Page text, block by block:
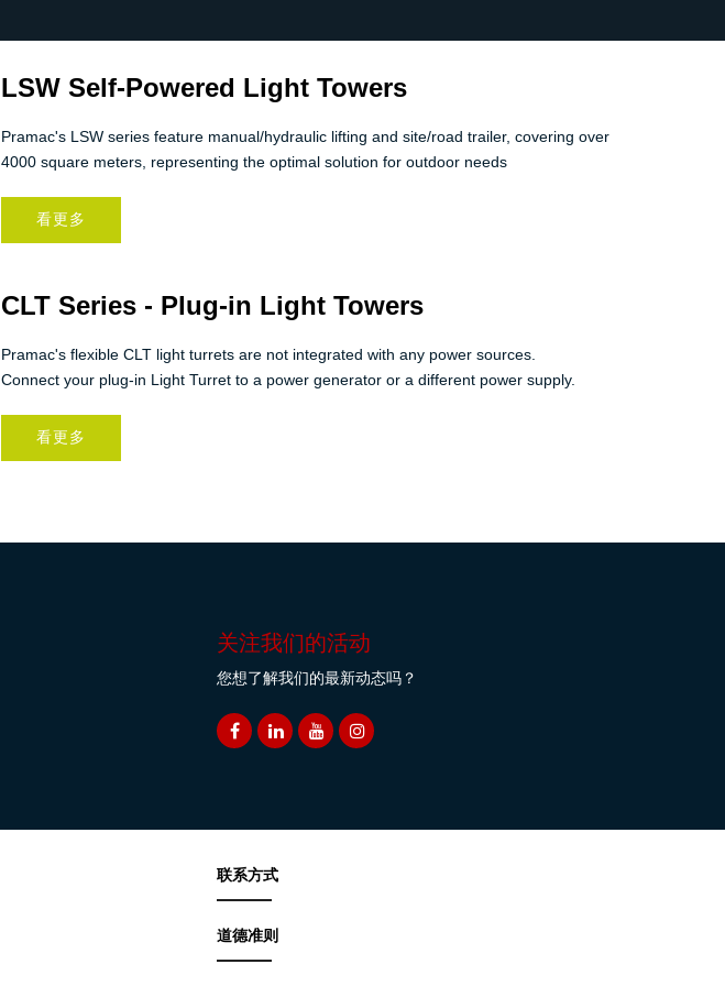
LSW Self-Powered Light Towers
Pramac's LSW series feature manual/hydraulic lifting and site/road trailer, covering over
4000 square meters, representing the optimal solution for outdoor needs
看更多
CLT Series - Plug-in Light Towers
Pramac's flexible CLT light turrets are not integrated with any power sources.
Connect your plug-in Light Turret to a power generator or a different power supply.
看更多
关注我们的活动
您想了解我们的最新动态吗？
联系方式
道德准则